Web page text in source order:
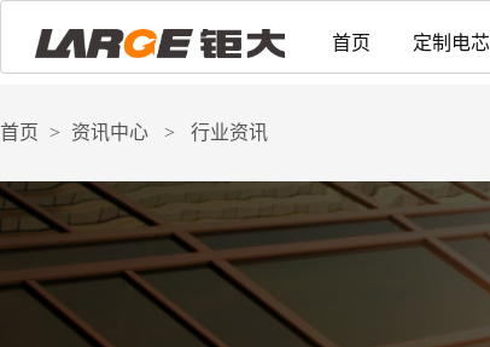
首页 定制电芯
首页 > 资讯中心 > 行业资讯